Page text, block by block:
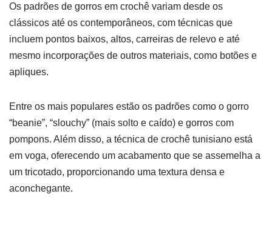
Os padrões de gorros em crochê variam desde os
clássicos até os contemporâneos, com técnicas que
incluem pontos baixos, altos, carreiras de relevo e até
mesmo incorporações de outros materiais, como botões e
apliques.
Entre os mais populares estão os padrões como o gorro
“beanie”, “slouchy” (mais solto e caído) e gorros com
pompons. Além disso, a técnica de crochê tunisiano está
em voga, oferecendo um acabamento que se assemelha a
um tricotado, proporcionando uma textura densa e
aconchegante.